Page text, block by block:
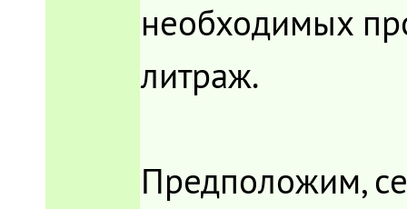
необходимых
литраж.
Предположим,